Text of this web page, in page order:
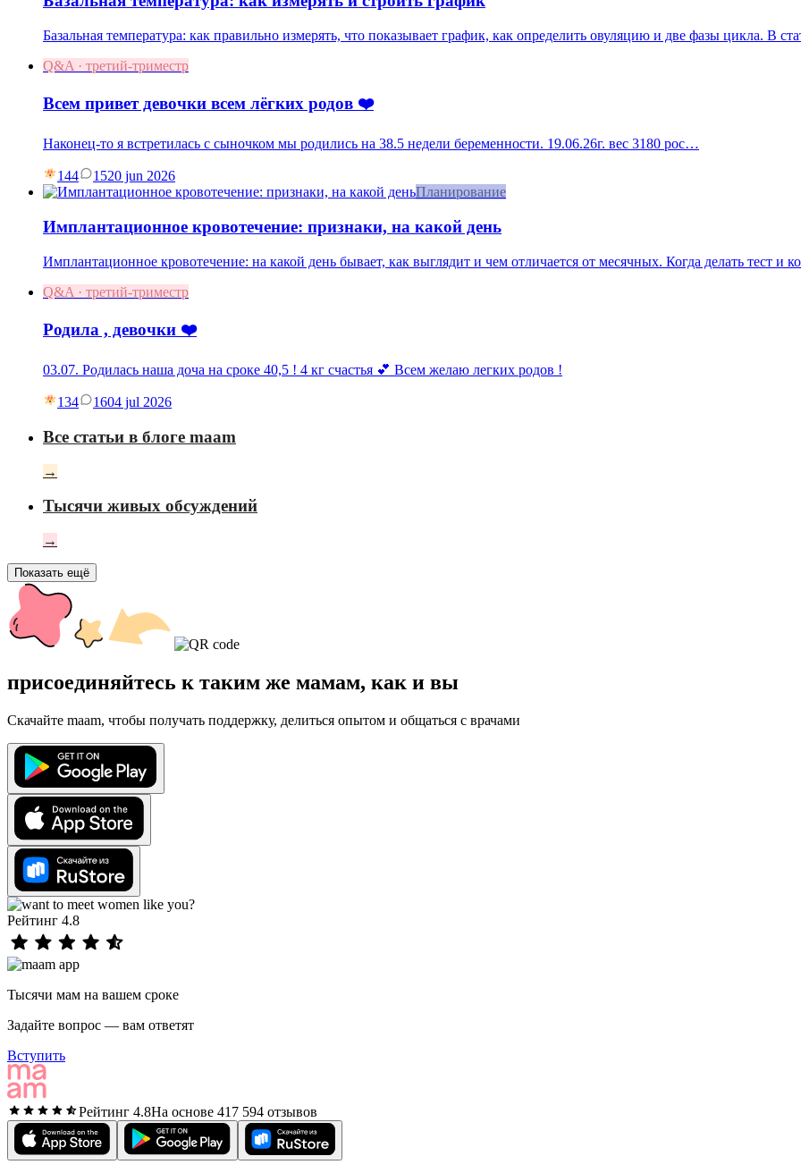
Базальная температура: как правильно измерять, что показывает график, как определить овуляцию и две фазы цикла. В
Q&A · третий-триместр
Всем привет девочки всем лёгких родов ❤️
Наконец-то я встретилась с сыночком мы родились на 38.5 недели беременности. 19.06.26г. вес 3180 рос…
144 1520 jun 2026
Планирование
Имплантационное кровотечение: признаки, на какой день
Имплантационное кровотечение: на какой день бывает, как выглядит и чем отличается от месячных. Когда делать тест и
Q&A · третий-триместр
Родила , девочки ❤️
03.07. Родилась наша доча на сроке 40,5 ! 4 кг счастья 💕 Всем желаю легких родов !
134 1604 jul 2026
Все статьи в блоге maam
→
Тысячи живых обсуждений
→
Показать ещё
присоединяйтесь к таким же мамам, как и вы
Скачайте maam, чтобы получать поддержку, делиться опытом и общаться с врачами
Рейтинг 4.8
Тысячи мам на вашем сроке
Задайте вопрос — вам ответят
Вступить
Рейтинг 4.8На основе 417 594 отзывов